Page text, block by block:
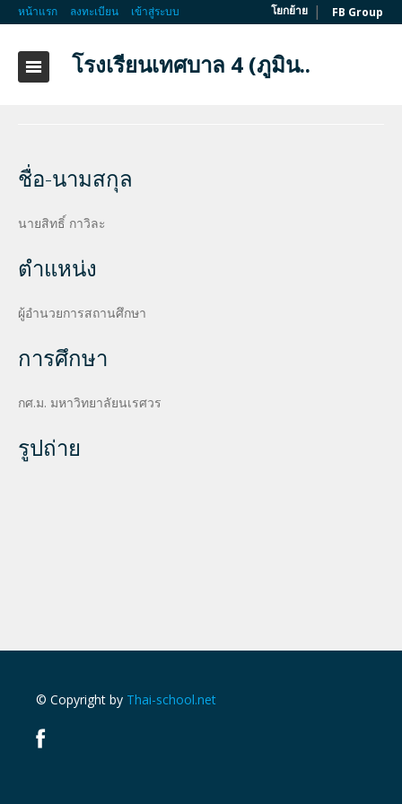
หน้าแรก ลงทะเบียน เข้าสู่ระบบ โยกย้าย | FB Group
โรงเรียนเทศบาล 4 (ภูมิน..
ชื่อ-นามสกุล
นายสิทธิ์ กาวิละ
ตำแหน่ง
ผู้อำนวยการสถานศึกษา
การศึกษา
กศ.ม. มหาวิทยาลัยนเรศวร
รูปถ่าย
© Copyright by Thai-school.net